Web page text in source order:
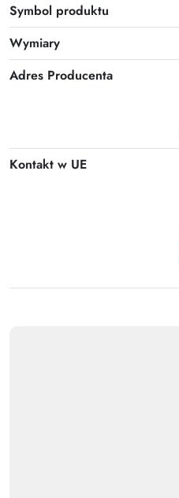
Zero Max
Plus
Symbol produktu
Wymiary
Adres Producenta
Kontakt w UE